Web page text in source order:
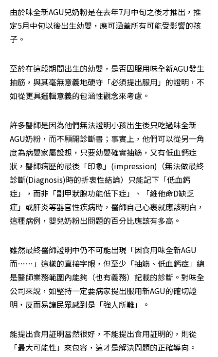
由於味全新AGU兒奶粉是在去年7月中旬之後才推出，推
定5月中旬以後出生幼嬰，應可涵蓋所有可能受影響的孩
子。
至於在這段期間出生的幼嬰，是否因服用味全新AGU發生
抽筋，與其毫無意義地硬守「必須提出服用」的證明，不
如從更具邏輯意義的包涵性觀念來考慮。
許多醫師是因為他們無法證明小孩出生後只吃過味全新
AGU奶粉，而不願開診斷書；事實上，他們可以從另一角
度為病嬰家屬設想，只要幼嬰確實抽筋，又有低血鈣症
狀，醫師病歷的最後「印象」(impression)（無法做最終
診斷(Diagnosis)時的折衷性結論）只能記下「低血鈣
症」，而非「副甲狀腺功能低下症」、「維他命D缺乏
症」或肝炎等器官性疾病時，醫師自己心裹就應該明白，
這種病例，嬰兒奶粉出問題的百分比應該有多高。
雖然最終醫師證明中仍不可能出現「因食用味全新AGU
而……」這樣的直接字眼，但至少「抽筋、低血鈣症」總
是醫師業務範圍內能夠（也有義務）記載的診斷。對味全
公司來說，如堅持一定要病家提出服用新AGU的確切證
明，反而易讓民眾感到是「強人所難」。
能提出食用証明當然很好，不能提出食用証明的，則從
「最大可能性」來包容，這才是解決問題的正確導向。